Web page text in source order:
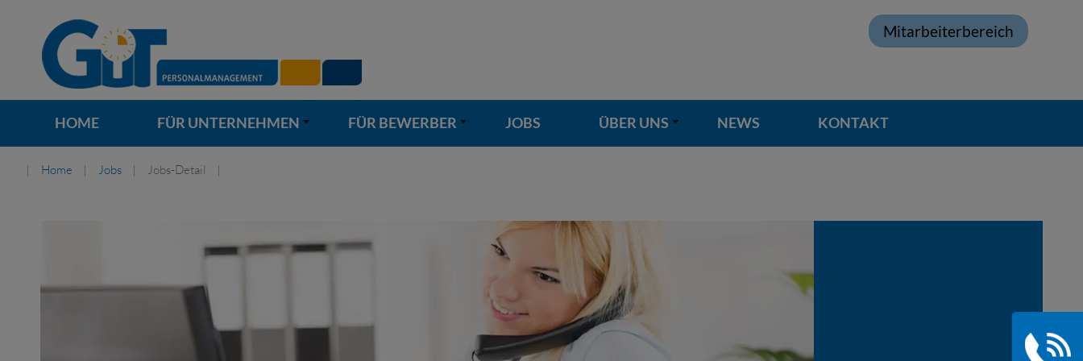
Mitarbeiterbereich
HOME FÜR UNTERNEHMEN FÜR BEWERBER JOBS ÜBER UNS NEWS KONTAKT
Home Jobs Jobs-Detail